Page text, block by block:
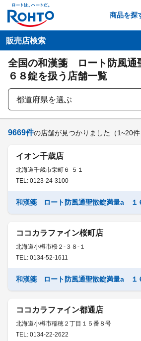
商品を探
販売店検索
全国の和漢箋 ロート防風
６８錠を扱う店舗一覧
都道府県を選ぶ
9669件の店舗が見つかりました （1~20件
イオン千歳店
北海道千歳市栄町６-５１
TEL: 0123-24-3100
和漢箋 ロート防風通聖散錠満量a １
ココカラファイン桜町店
北海道小樽市桜２-３８-１
TEL: 0134-52-1611
和漢箋 ロート防風通聖散錠満量a １
ココカラファイン都通店
北海道小樽市稲穂２丁目１５番８号
TEL: 0134-22-2622